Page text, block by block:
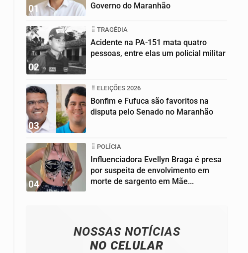
01
Governo do Maranhão
02
TRAGÉDIA
Acidente na PA-151 mata quatro
pessoas, entre elas um policial militar
03
ELEIÇÕES 2026
Bonfim e Fufuca são favoritos na
disputa pelo Senado no Maranhão
04
POLÍCIA
Influenciadora Evellyn Braga é presa
por suspeita de envolvimento em
morte de sargento em Mãe...
NOSSAS NOTÍCIAS
NO CELULAR